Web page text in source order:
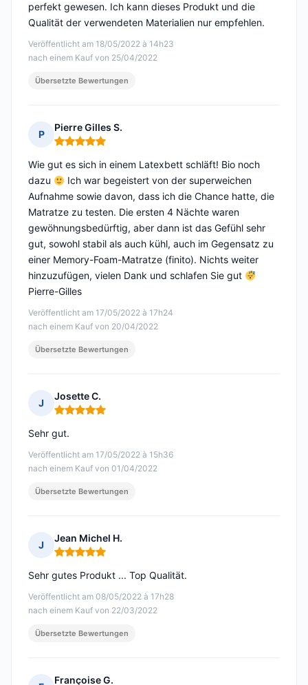
Veröffentlicht am 18/05/2022 à 14h23
nach einem Kauf von 25/04/2022
perfekt gewesen. Ich kann dieses Produkt und die
Qualität der verwendeten Materialien nur empfehlen.
Übersetzte Bewertungen
P
Pierre Gilles S.
Hinweis: 5 von 5
Veröffentlicht am 17/05/2022 à 17h24
nach einem Kauf von 20/04/2022
Wie gut es sich in einem Latexbett schläft! Bio noch
dazu
Ich war begeistert von der superweichen
Aufnahme sowie davon, dass ich die Chance hatte, die
Matratze zu testen. Die ersten 4 Nächte waren
gewöhnungsbedürftig, aber dann ist das Gefühl sehr
gut, sowohl stabil als auch kühl, auch im Gegensatz zu
einer Memory-Foam-Matratze (finito). Nichts weiter
hinzuzufügen, vielen Dank und schlafen Sie gut
Pierre-Gilles
Übersetzte Bewertungen
J
Josette C.
Hinweis: 5 von 5
Veröffentlicht am 17/05/2022 à 15h36
nach einem Kauf von 01/04/2022
Sehr gut.
Übersetzte Bewertungen
J
Jean Michel H.
Hinweis: 5 von 5
Veröffentlicht am 08/05/2022 à 17h28
nach einem Kauf von 22/03/2022
Sehr gutes Produkt ... Top Qualität.
Übersetzte Bewertungen
Françoise G.